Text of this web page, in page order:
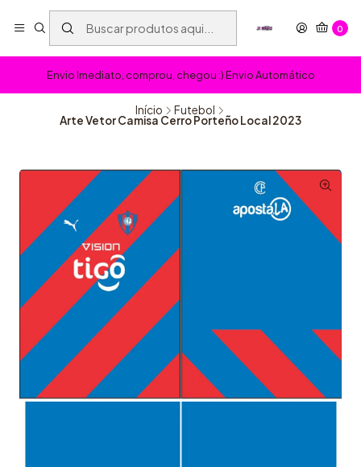
0
Envio Imediato, comprou, chegou :) Envio Automático
Início Futebol
Arte Vetor Camisa Cerro Porteño Local 2023